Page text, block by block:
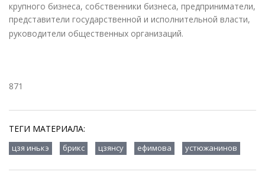
крупного бизнеса, собственники бизнеса, предприниматели,
представители государственной и исполнительной власти,
руководители общественных организаций.
871
ТЕГИ МАТЕРИАЛА:
цзя инькэ брикс цзянсу ефимова устюжанинов